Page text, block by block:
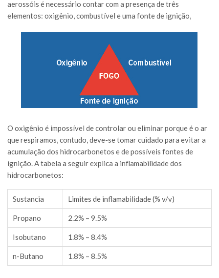
aerossóis é necessário contar com a presença de três
elementos: oxigênio, combustível e uma fonte de ignição,
O oxigênio é impossível de controlar ou eliminar porque é o ar
que respiramos, contudo, deve-se tomar cuidado para evitar a
acumulação dos hidrocarbonetos e de possíveis fontes de
ignição. A tabela a seguir explica a inflamabilidade dos
hidrocarbonetos:
Sustancia Limites de inflamabilidade (% v/v)
Propano 2.2% – 9.5%
Isobutano 1.8% – 8.4%
n-Butano 1.8% – 8.5%